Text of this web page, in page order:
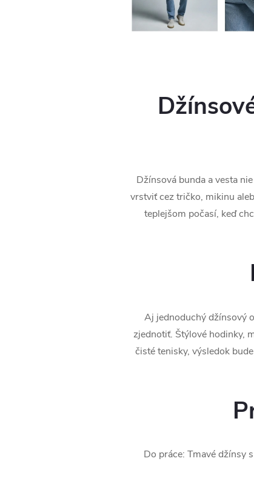
Džínsová bunda a vesta
vrstviť cez tričko, mikinu
teplejšom počasí, keď
Aj jednoduchý džínsový
zjednotiť. Štýlové hodinky,
čisté tenisky, výsledok
Do práce: Tmavé džínsy